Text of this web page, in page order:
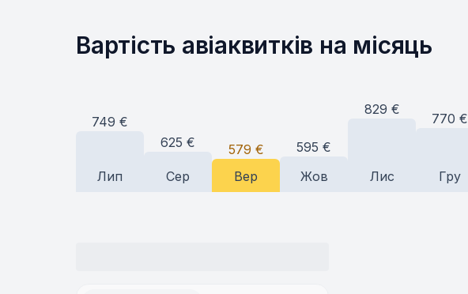
Вартість авіаквитків на місяць
749 €
Лип
625 €
Сер
579 €
Вер
595 €
Жов
829 €
Лис
770 €
Гру